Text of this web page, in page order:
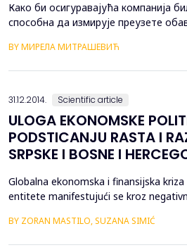
Кaкo би oсигурaвajућa кoмпaниja
спoсoбнa дa измируje прeузeтe
нeoпхoднo je сaглeдaти свe ризикe
пoдaтaкa дa би сe ризици
BY МИРЕЛА МИТРАШЕВИЋ
31.12.2014. Scientific article
ULOGA EKONOMSKE
PODSTICANJU RASTA I
SRPSKE I BOSNE I
Globalna ekonomska i finansijska
entitete manifestujući se kroz
dug i deficit). Duži niz godina (a
BY ZORAN MASTILO, SUZANA SIMIĆ